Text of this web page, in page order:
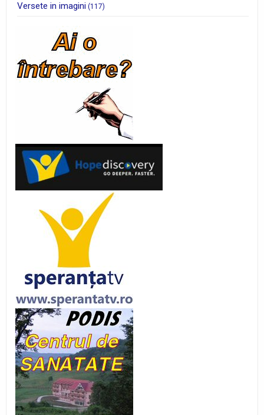
Versete in imagini (117)